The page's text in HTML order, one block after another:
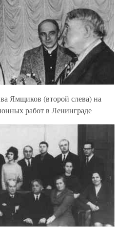
Ямщиков (второй слева) на
работ в Ленинграде